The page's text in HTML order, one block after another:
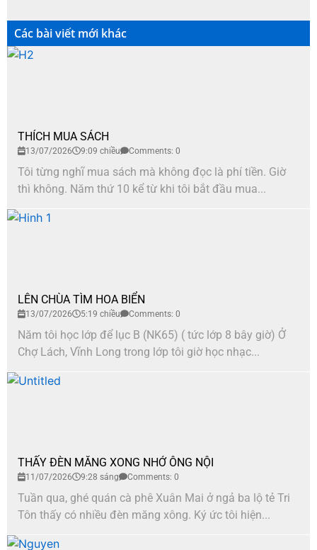
Các bài viết mới khác
THÍCH MUA SÁCH
13/07/2026 9:09 chiều Comments: 0
Tôi từng nghĩ mua sách mà không đọc là phí tiền. Giờ
thì không. Năm thứ 10 kể từ khi tôi bắt đầu mua...
LÊN CHÙA TÌM HOA BIỂN
13/07/2026 5:19 chiều Comments: 0
Năm tôi học lớp để lục B (NK65) ( tức lớp 8 bây giờ) Ở
Chợ Lách, Vĩnh Long trong lớp tôi giờ học nhạc...
THẤY ĐÈN MĂNG XONG NHỚ ÔNG NỘI
11/07/2026 9:28 sáng Comments: 0
Tuần qua, ghé quán cà phê Xuân Mai ở ngả ba lộ tẻ Tri
Tôn thấy có nhiều đèn măng xông. Ký ức tôi hiện...